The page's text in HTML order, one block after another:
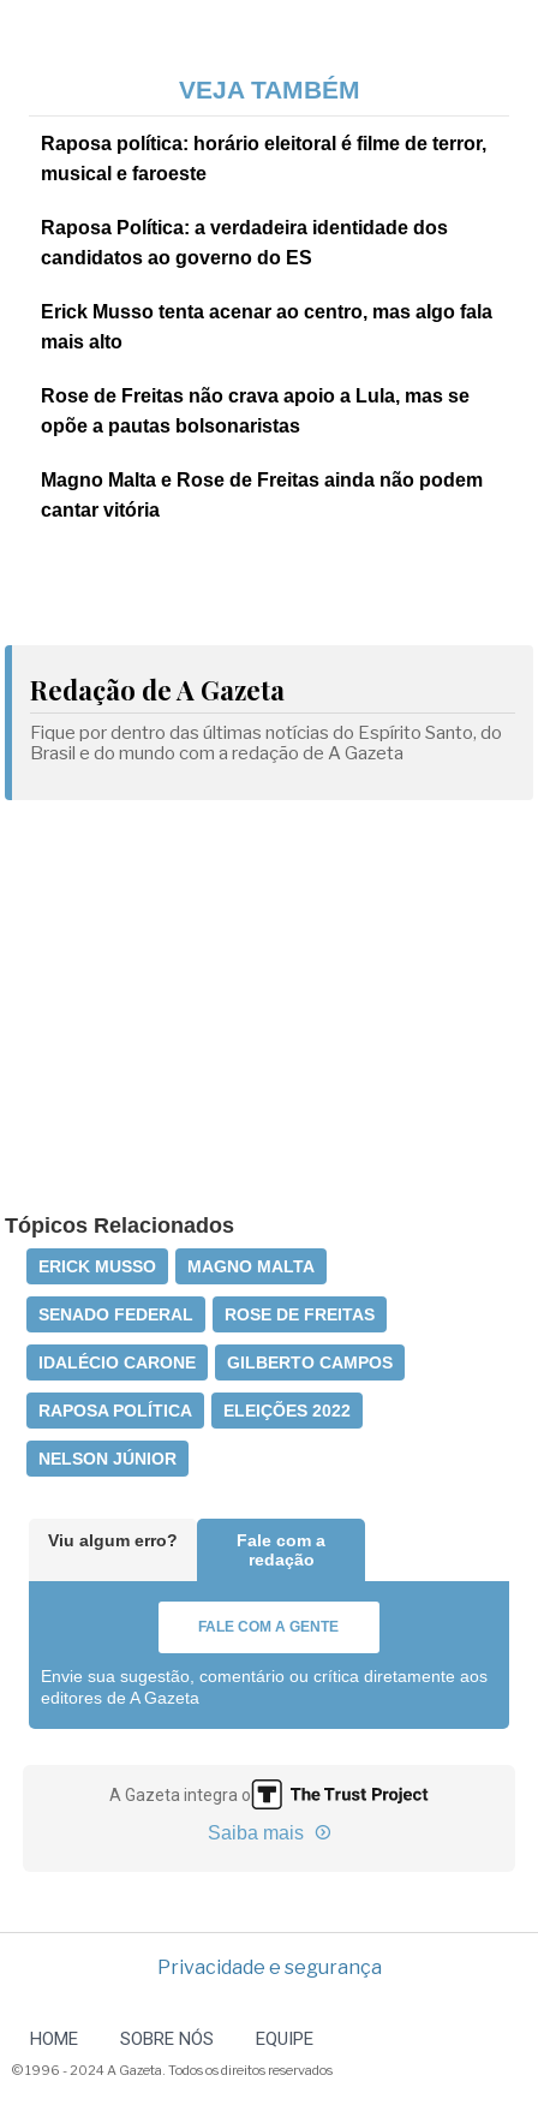
VEJA TAMBÉM
Raposa política: horário eleitoral é filme de terror,
musical e faroeste
Raposa Política: a verdadeira identidade dos
candidatos ao governo do ES
Erick Musso tenta acenar ao centro, mas algo fala
mais alto
Rose de Freitas não crava apoio a Lula, mas se
opõe a pautas bolsonaristas
Magno Malta e Rose de Freitas ainda não podem
cantar vitória
Redação de A Gazeta
Fique por dentro das últimas notícias do Espírito Santo, do
Brasil e do mundo com a redação de A Gazeta
Tópicos Relacionados
ERICK MUSSO MAGNO MALTA
SENADO FEDERAL ROSE DE FREITAS
IDALÉCIO CARONE GILBERTO CAMPOS
RAPOSA POLÍTICA ELEIÇÕES 2022
NELSON JÚNIOR
Viu algum erro?
Fale com a
redação
FALE COM A GENTE
Envie sua sugestão, comentário ou crítica diretamente aos
editores de A Gazeta
A Gazeta integra o
Saiba mais
Privacidade e segurança
HOME SOBRE NÓS EQUIPE
© 1996 - 2024 A Gazeta. Todos os direitos reservados